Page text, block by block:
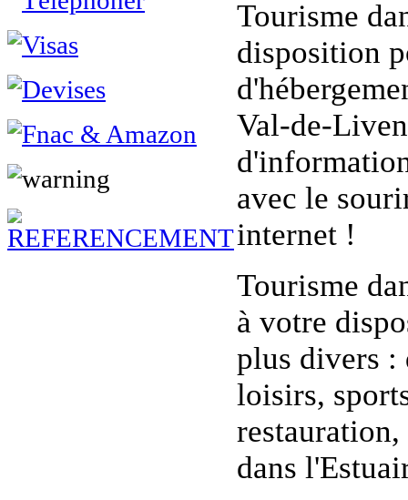
Tourisme
disposition
Val-de-
avec le
internet !
Tourisme
à votre
plus divers :
loisirs,
dans